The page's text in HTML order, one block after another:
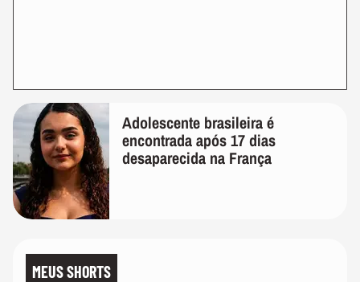
Adolescente brasileira é
encontrada após 17 dias
desaparecida na França
MEUS SHORTS